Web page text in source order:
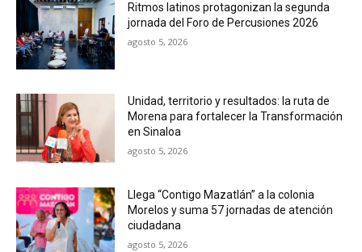
Ritmos latinos protagonizan la segunda
jornada del Foro de Percusiones 2026
agosto 5, 2026
Unidad, territorio y resultados: la ruta de
Morena para fortalecer la Transformación
en Sinaloa
agosto 5, 2026
Llega “Contigo Mazatlán” a la colonia
Morelos y suma 57 jornadas de atención
ciudadana
agosto 5, 2026